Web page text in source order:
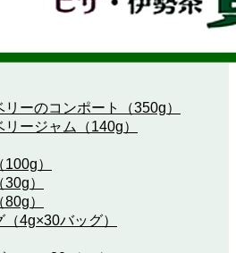
ーのコンポート（350g）
ージャム（140g）
）
）
）
4g×30バッグ）